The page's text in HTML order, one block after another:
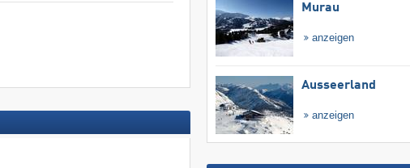
Murau
anzeigen
Ausseerland
anzeigen